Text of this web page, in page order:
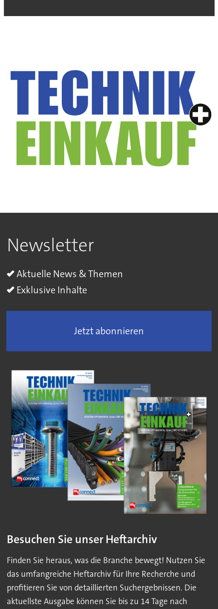
Newsletter
Aktuelle News & Themen
Exklusive Inhalte
Jetzt abonnieren
Besuchen Sie unser Heftarchiv
Finden Sie heraus, was die Branche bewegt! Nutzen Sie
das umfangreiche Heftarchiv für Ihre Recherche und
profitieren Sie von detaillierten Suchergebnissen. Die
aktuellste Ausgabe können Sie bis zu 14 Tage nach